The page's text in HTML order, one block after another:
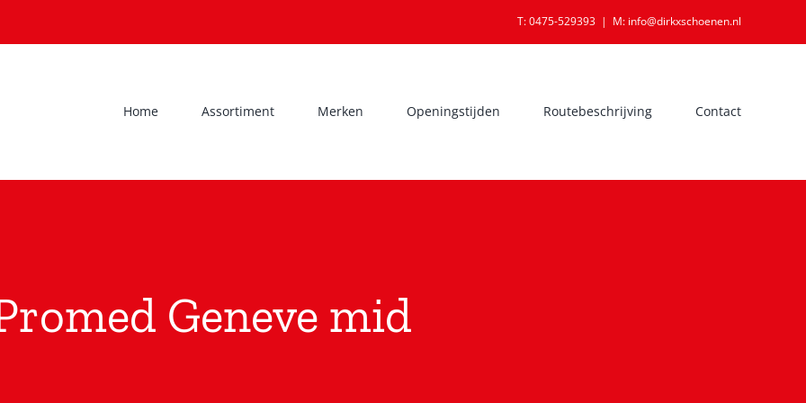
T: 0475-529393 | M: info@dirkxschoenen.nl
Home Assortiment Merken Openingstijden Routebeschrijving Contact
Geneve mid